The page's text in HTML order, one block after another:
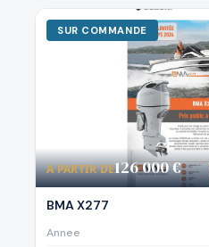
SUR COMMANDE
A PARTIR DE126 000 €
BMA X277
Annee